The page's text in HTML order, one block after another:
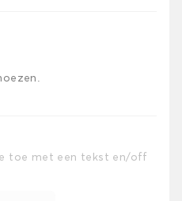
toe met een tekst en/off